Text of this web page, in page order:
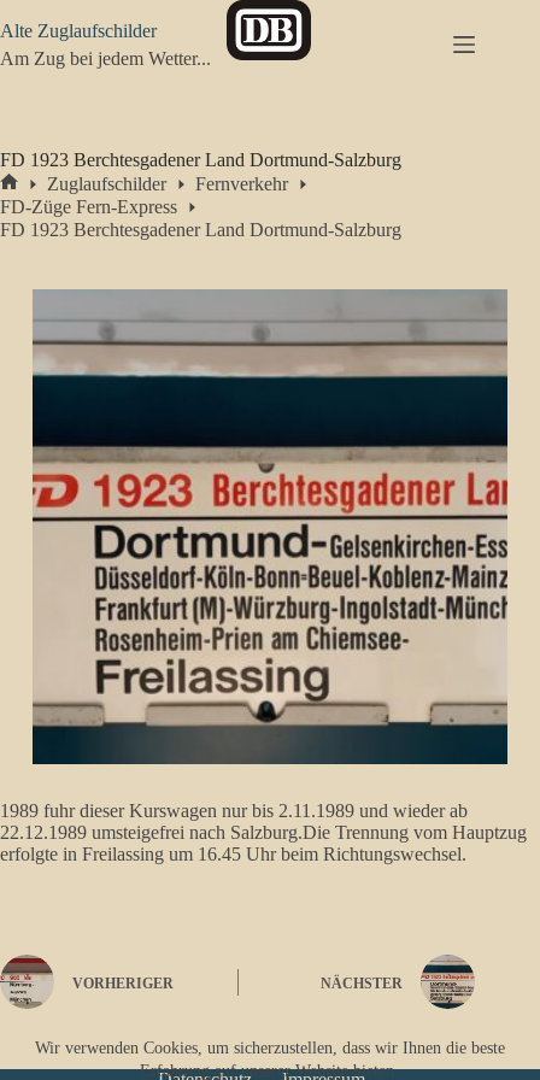
Inhalt
springen
Wir verwenden Cookies, um sicherzustellen, dass wir Ihnen die beste
Erfahrung auf unserer Website bieten.
Alte Zuglaufschilder
Am Zug bei jedem Wetter...
FD 1923 Berchtesgadener Land Dortmund-Salzburg
Start
Zuglaufschilder
Fernverkehr
FD-Züge Fern-Express
FD 1923 Berchtesgadener Land Dortmund-Salzburg
1989 fuhr dieser Kurswagen nur bis 2.11.1989 und wieder ab
22.12.1989 umsteigefrei nach Salzburg.Die Trennung vom Hauptzug
erfolgte in Freilassing um 16.45 Uhr beim Richtungswechsel.
VORHERIGER NÄCHSTER